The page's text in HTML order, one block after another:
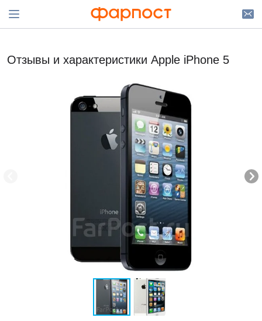
Отзывы и характеристики Apple iPhone 5